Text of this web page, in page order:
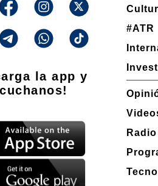
la app y
#ATR
Radio